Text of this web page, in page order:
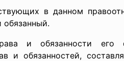
в данном
обязанный.
и обязанности его
и обязанностей,